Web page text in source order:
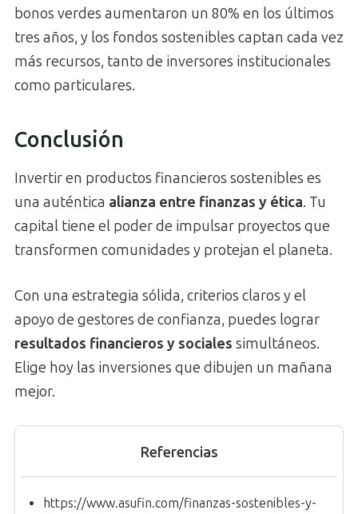
bonos verdes aumentaron un 80% en los últimos
tres años, y los fondos sostenibles captan cada vez
más recursos, tanto de inversores institucionales
como particulares.
Conclusión
Invertir en productos financieros sostenibles es
una auténtica alianza entre finanzas y ética. Tu
capital tiene el poder de impulsar proyectos que
transformen comunidades y protejan el planeta.
Con una estrategia sólida, criterios claros y el
apoyo de gestores de confianza, puedes lograr
resultados financieros y sociales simultáneos.
Elige hoy las inversiones que dibujen un mañana
mejor.
Referencias
https://www.asufin.com/finanzas-sostenibles-y-